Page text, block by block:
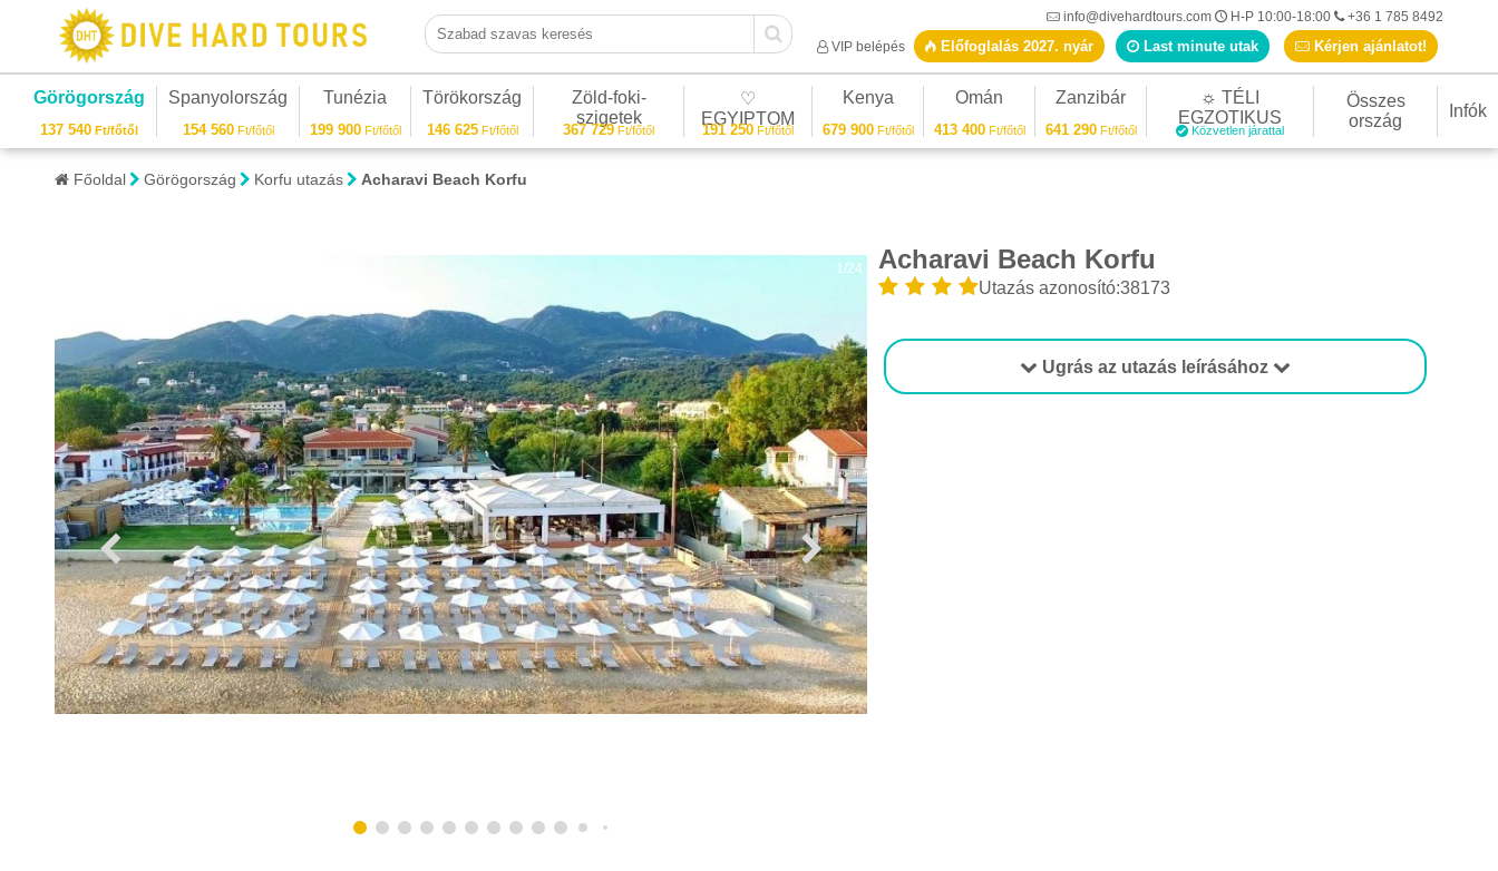
Szabad szavas keresés
info@divehardtours.com H-P 10:00-18:00
+36 1 785 8492
VIP belépés
Előfoglalás 2027. nyár Last minute utak Kérjen ajánlatot!
Görögország
137 540 Ft/főtől
Spanyolország
154 560Ft/főtől
Tunézia
199 900Ft/főtől
Törökország
146 625Ft/főtől
Zöld-foki-
szigetek
367 729 Ft/főtől
♡
EGYIPTOM
191 250 Ft/főtől
Kenya
679 900Ft/főtől
Omán
413 400Ft/főtől
Zanzibár
641 290Ft/főtől
☼ TÉLI
EGZOTIKUS
Közvetlen járattal
Összes
ország
Infók
Főoldal Görögország Korfu utazás Acharavi Beach Korfu
Acharavi Beach Korfu
Utazás azonosító:38173
Ugrás az utazás leírásához
1/24